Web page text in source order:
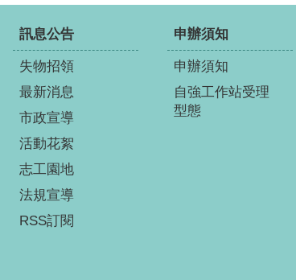
訊息公告
失物招領
最新消息
市政宣導
活動花絮
志工園地
法規宣導
RSS訂閱
申辦須知
申辦須知
自強工作站受理
型態